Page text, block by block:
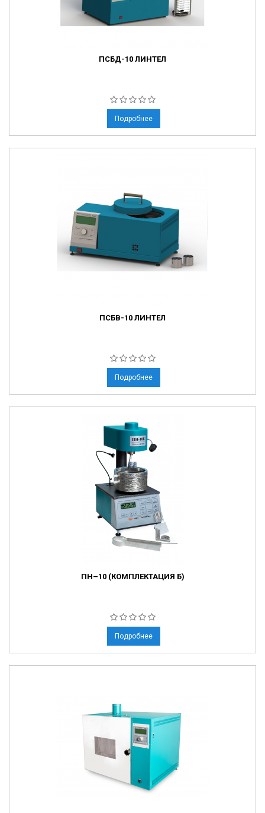
ПСБД-10 ЛИНТЕЛ
Подробнее
ПСБВ-10 ЛИНТЕЛ
Подробнее
ПН–10 (КОМПЛЕКТАЦИЯ Б)
Подробнее